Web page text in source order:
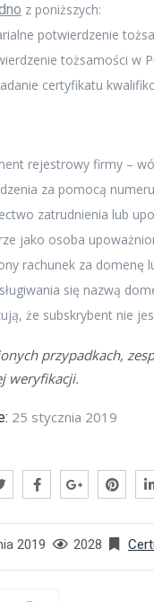
z poniższych:
potwierdzenie
tożsamości w
certyfikatu
rejestrowy firmy –
za pomocą
zatrudnienia lub
jako osoba
rachunek za domenę
się nazwą
że subskrybent nie
przypadkach,
weryfikacji.
25 stycznia 2019
2019 2028